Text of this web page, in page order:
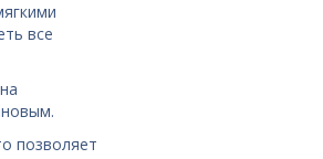
все
позволяет